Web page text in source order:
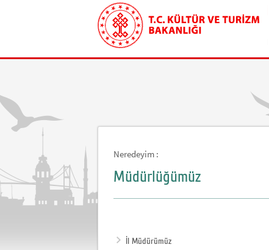
Neredeyim :
Müdürlüğümüz
İl Müdürümüz